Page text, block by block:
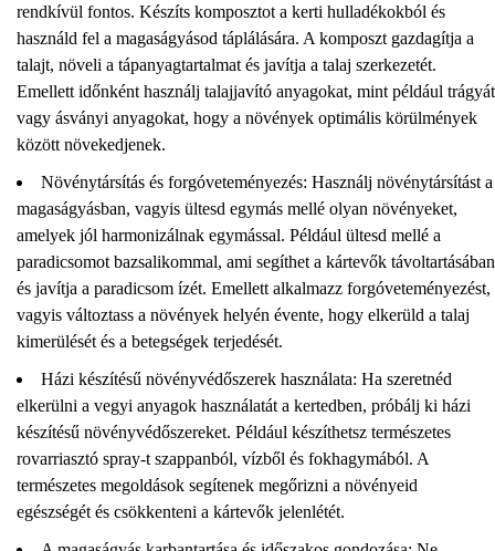
rendkívül fontos. Készíts komposztot a kerti hulladékokból és
használd fel a magaságyásod táplálására. A komposzt gazdagítja a
talajt, növeli a tápanyagtartalmat és javítja a talaj szerkezetét.
Emellett időnként használj talajjavító anyagokat, mint például trágyát
vagy ásványi anyagokat, hogy a növények optimális körülmények
között növekedjenek.
Növénytársítás és forgóveteményezés: Használj növénytársítást a
magaságyásban, vagyis ültesd egymás mellé olyan növényeket,
amelyek jól harmonizálnak egymással. Például ültesd mellé a
paradicsomot bazsalikommal, ami segíthet a kártevők távoltartásában
és javítja a paradicsom ízét. Emellett alkalmazz forgóveteményezést,
vagyis változtass a növények helyén évente, hogy elkerüld a talaj
kimerülését és a betegségek terjedését.
Házi készítésű növényvédőszerek használata: Ha szeretnéd
elkerülni a vegyi anyagok használatát a kertedben, próbálj ki házi
készítésű növényvédőszereket. Például készíthetsz természetes
rovarriasztó spray-t szappanból, vízből és fokhagymából. A
természetes megoldások segítenek megőrizni a növényeid
egészségét és csökkenteni a kártevők jelenlétét.